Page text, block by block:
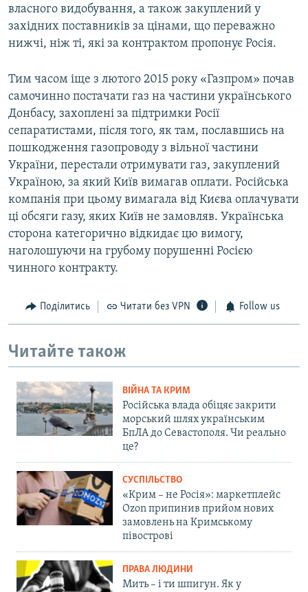
власного видобування, а також закуплений у
західних поставників за цінами, що переважно
нижчі, ніж ті, які за контрактом пропонує Росія.
Тим часом іще з лютого 2015 року «Газпром» почав
самочинно постачати газ на частини українського
Донбасу, захоплені за підтримки Росії
сепаратистами, після того, як там, пославшись на
пошкодження газопроводу з вільної частини
України, перестали отримувати газ, закуплений
Україною, за який Київ вимагав оплати. Російська
компанія при цьому вимагала від Києва оплачувати
ці обсяги газу, яких Київ не замовляв. Українська
сторона категорично відкидає цю вимогу,
наголошуючи на грубому порушенні Росією
чинного контракту.
Поділитись Читати без VPN Follow us
Читайте також
ВІЙНА ТА КРИМ
Російська влада обіцяє закрити
морський шлях українським
БпЛА до Севастополя. Чи реально
це?
СУСПІЛЬСТВО
«Крим – не Росія»: маркетплейс
Ozon припинив прийом нових
замовлень на Кримському
півострові
ПРАВА ЛЮДИНИ
Мить – і ти шпигун. Як у